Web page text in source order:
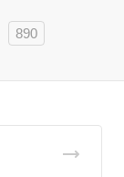
890